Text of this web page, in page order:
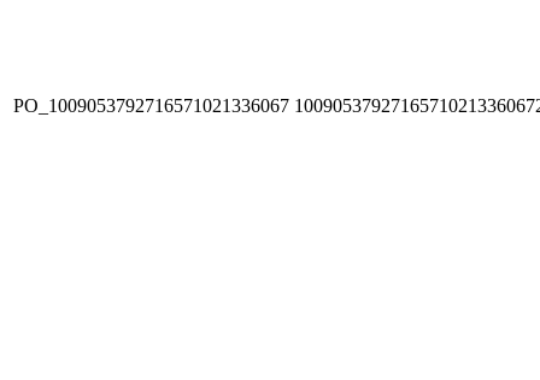
PO_1009053792716571021336067